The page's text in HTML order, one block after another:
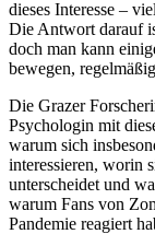
dieses Interesse –
Die Antwort darauf
doch man kann
bewegen,
Die Grazer
Psychologin mit
warum sich
interessieren, worin
unterscheidet und
warum Fans von
Pandemie reagiert